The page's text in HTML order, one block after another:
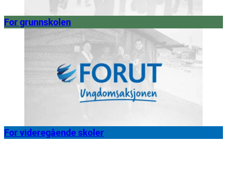
For grunnskolen
For videregående skoler